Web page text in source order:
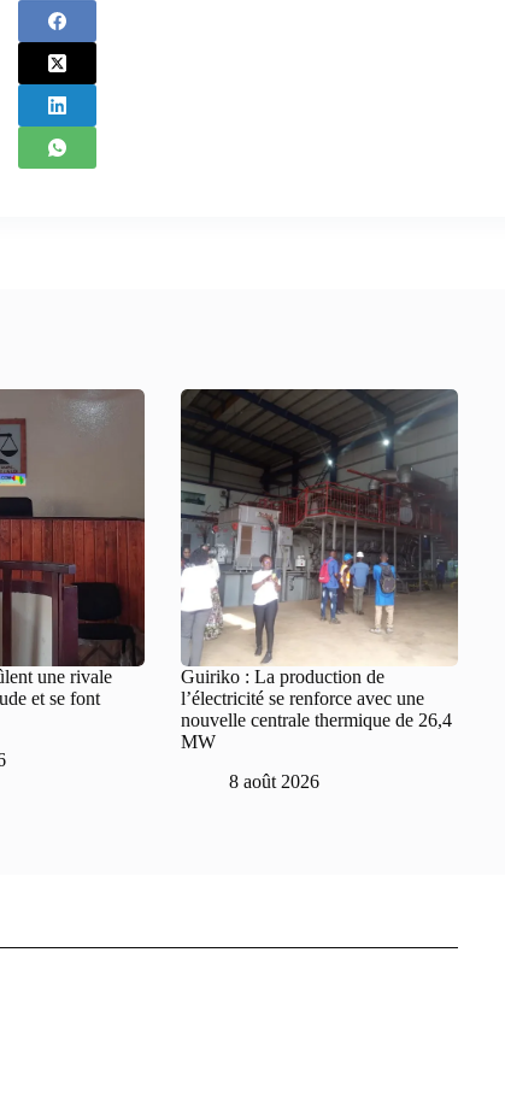
une rivale
et se font
Guiriko : La production de
l’électricité se renforce avec une
nouvelle centrale thermique de 26,4
MW
8 août 2026